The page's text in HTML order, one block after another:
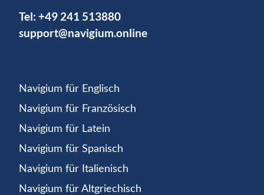
Tel: +49 241 513880
support@navigium.online
Navigium für Englisch
Navigium für Französisch
Navigium für Latein
Navigium für Spanisch
Navigium für Italienisch
Navigium für Altgriechisch